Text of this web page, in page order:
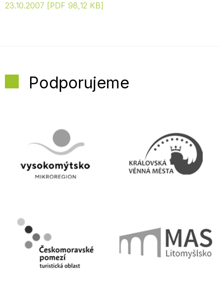
23.10.2007
PDF 98,12 KB
Podporujeme